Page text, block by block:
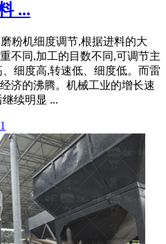
...
粉机细度调节,根据进料的大
不同,加工的目数不同,可调节主
细度高,转速低、细度低。而雷
济的沸腾。机械工业的增长速
续明显 ...